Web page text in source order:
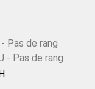
- Pas de rang
- Pas de rang